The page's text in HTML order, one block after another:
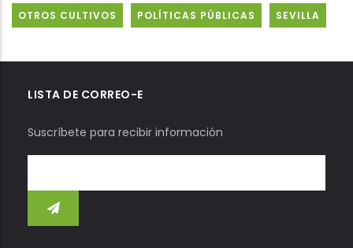
OTROS CULTIVOS POLÍTICAS PÚBLICAS SEVILLA
LISTA DE CORREO-E
Suscríbete para recibir información